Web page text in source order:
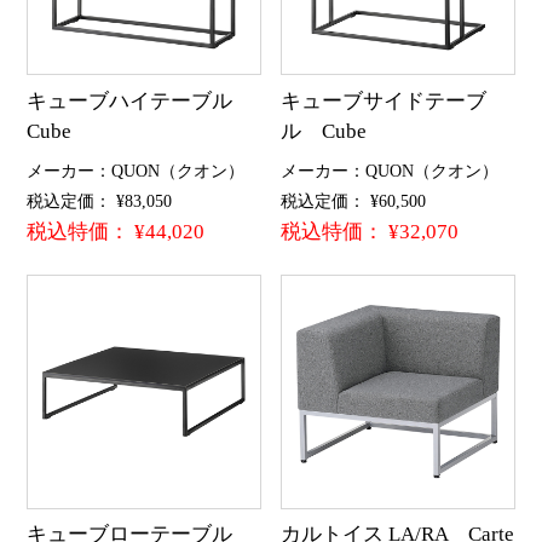
キューブハイテーブル
Cube
メーカー：QUON（クオン）
税込定価： ¥83,050
税込特価： ¥44,020
キューブサイドテーブ
ル Cube
メーカー：QUON（クオン）
税込定価： ¥60,500
税込特価： ¥32,070
キューブローテーブル カルトイス LA/RA Carte